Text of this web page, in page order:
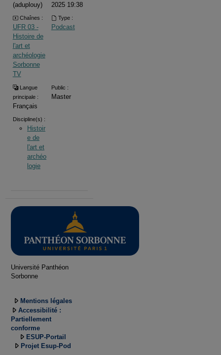
(aduplouy)
2025 19:38
Chaînes :
UFR 03 -
Histoire de
l'art et
archéologie
Sorbonne
TV
Type :
Podcast
Langue
principale :
Français
Public :
Master
Discipline(s) :
Histoir
e de
l'art et
archéo
logie
Université Panthéon
Sorbonne
Mentions légales
Accessibilité :
Partiellement
conforme
ESUP-Portail
Projet Esup-Pod